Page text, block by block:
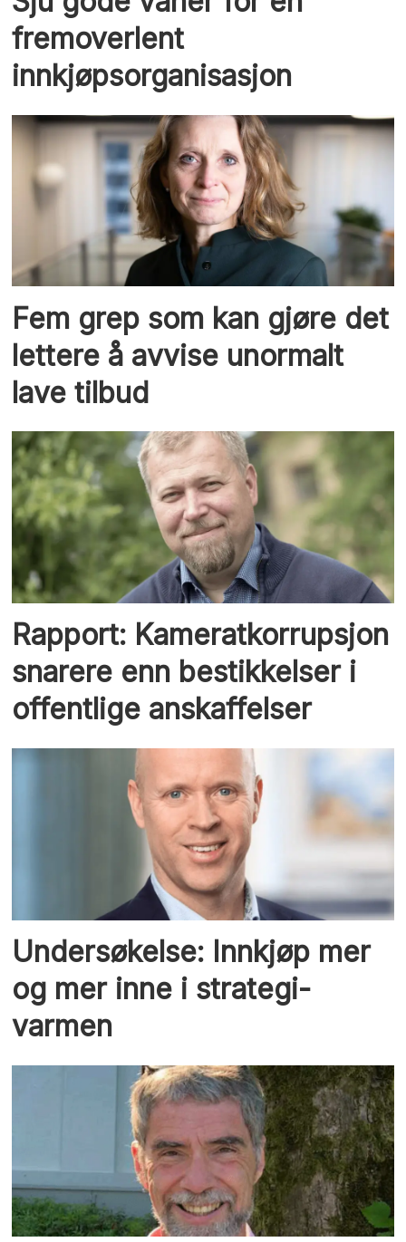
fremoverlent
innkjøpsorganisasjon
Fem grep som kan gjøre det
lettere å avvise unormalt
lave tilbud
Rapport: Kameratkorrupsjon
snarere enn bestikkelser i
offentlige anskaffelser
Undersøkelse: Innkjøp mer
og mer inne i strategi-
varmen